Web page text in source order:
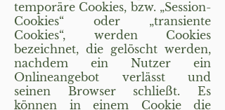
temporäre Cookies, bzw. „Session-
Cookies“ oder „transiente
Cookies“, werden Cookies
bezeichnet, die gelöscht werden,
nachdem ein Nutzer ein
Onlineangebot verlässt und
seinen Browser schließt. Es
können in einem Cookie die